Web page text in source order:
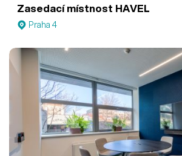
Zasedací místnost HAVEL
Praha 4